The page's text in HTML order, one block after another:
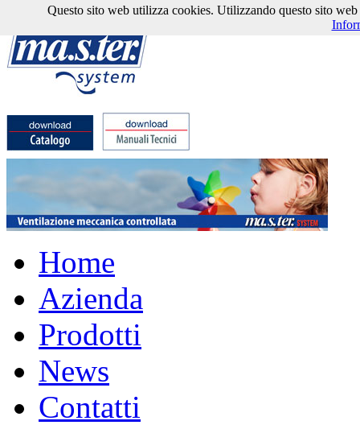
Home
Azienda
Prodotti
News
Contatti
Questo sito web utilizza cookies. Utilizzando questo sito